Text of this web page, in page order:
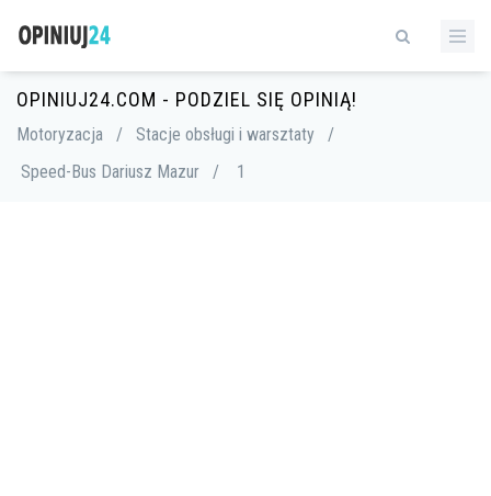
OPINIUJ24.COM - PODZIEL SIĘ OPINIĄ!
Motoryzacja / Stacje obsługi i warsztaty
/
Speed-Bus Dariusz Mazur
/ 1